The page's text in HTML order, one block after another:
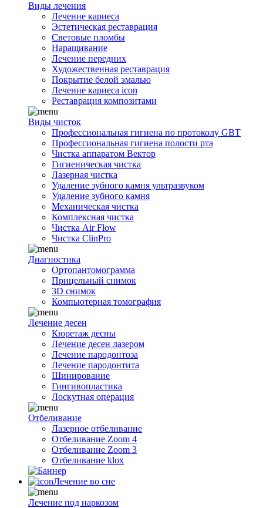
Виды лечения
Лечение кариеса
Эстетическая реставрация
Световые пломбы
Наращивание
Лечение передних
Художественная реставрация
Покрытие белой эмалью
Лечение кариеса icon
Реставрация композитами
Виды чисток
Профессиональная гигиена по протоколу GBT
Профессиональная гигиена полости рта
Чистка аппаратом Вектор
Гигиеническая чистка
Лазерная чистка
Удаление зубного камня ультразвуком
Удаление зубного камня
Механическая чистка
Комплексная чистка
Чистка Air Flow
Чистка ClinPro
Диагностика
Ортопантомограмма
Прицельный снимок
3D снимок
Компьютерная томография
Лечение десен
Кюретаж десны
Лечение десен лазером
Лечение пародонтоза
Лечение пародонтита
Шинирование
Гингивопластика
Лоскутная операция
Отбеливание
Лазерное отбеливание
Отбеливание Zoom 4
Отбеливание Zoom 3
Отбеливание klox
Лечение во сне
Лечение под наркозом